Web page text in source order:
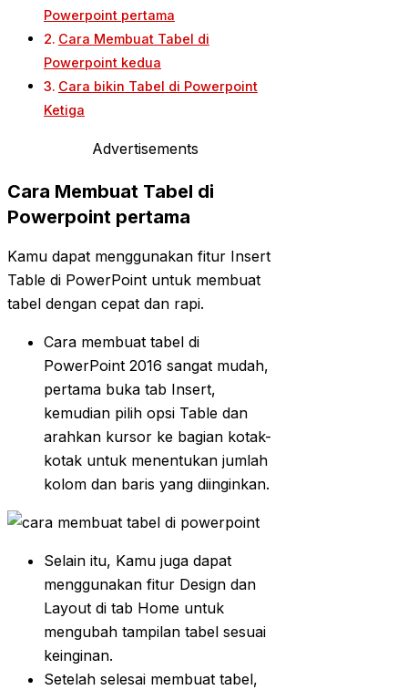
Powerpoint pertama
Cara Membuat Tabel di
Powerpoint kedua
Cara bikin Tabel di Powerpoint
Ketiga
Advertisements
Cara Membuat Tabel di
Powerpoint pertama
Kamu dapat menggunakan fitur Insert
Table di PowerPoint untuk membuat
tabel dengan cepat dan rapi.
Cara membuat tabel di
PowerPoint 2016 sangat mudah,
pertama buka tab Insert,
kemudian pilih opsi Table dan
arahkan kursor ke bagian kotak-
kotak untuk menentukan jumlah
kolom dan baris yang diinginkan.
Selain itu, Kamu juga dapat
menggunakan fitur Design dan
Layout di tab Home untuk
mengubah tampilan tabel sesuai
keinginan.
Setelah selesai membuat tabel,